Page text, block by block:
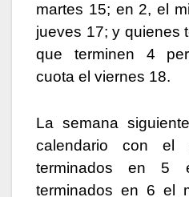
martes 15; en 2, el
jueves 17; y quienes
que terminen 4
cuota el viernes 18.
La semana
calendario con
terminados en 5
terminados en 6 el